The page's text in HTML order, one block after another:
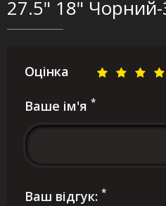
27.5" 18"
Оцінка
Ваше ім'я *
Ваш відгук: *